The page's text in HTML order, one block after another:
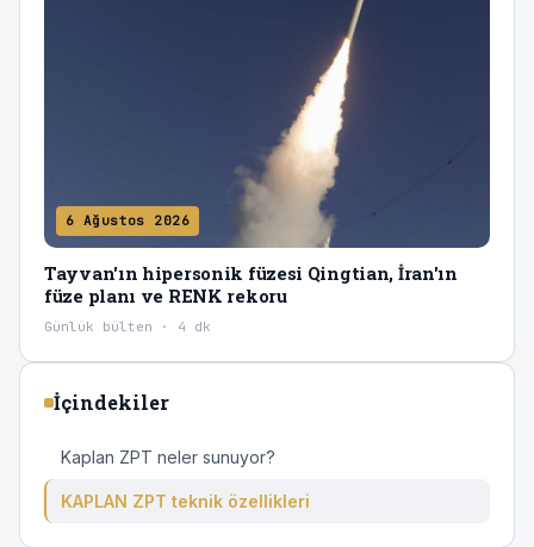
6 Ağustos 2026
Tayvan'ın hipersonik füzesi Qingtian, İran'ın
füze planı ve RENK rekoru
Günlük bülten · 4 dk
İçindekiler
Kaplan ZPT neler sunuyor?
KAPLAN ZPT teknik özellikleri